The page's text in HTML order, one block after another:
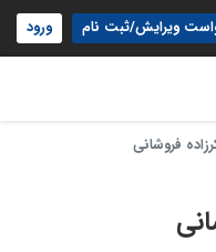
ویرایش/ثبت نام ورود
فروشانی